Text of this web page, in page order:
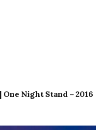
Night Stand – 2016